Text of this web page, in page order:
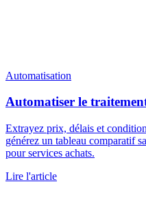
Automatisation
Automatiser le
Extrayez prix, délais et
générez un tableau comparatif
pour services achats.
Lire l'article